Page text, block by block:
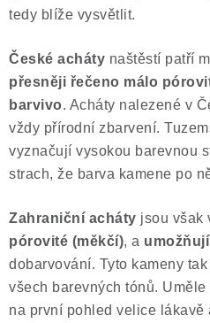
tedy blíže vysvětlit.
České acháty naštěstí patří
přesněji řečeno málo
barvivo. Acháty nalezené v
vždy přírodní zbarvení.
vyznačují vysokou barevnou
strach, že barva kamene po
Zahraniční acháty jsou však
pórovité (měkčí), a
dobarvování. Tyto kameny
všech barevných tónů.
na první pohled velice lákavě